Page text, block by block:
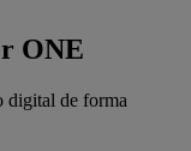
ONE
digital de forma